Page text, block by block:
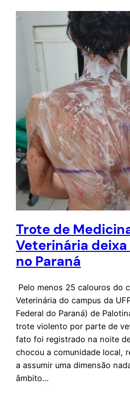
Trote de
Veterinária
no Paraná
Pelo menos 25 calouros do
Veterinária do campus da
Federal do Paraná) de
trote violento por parte de
fato foi registrado na noite
chocou a comunidade local,
a assumir uma dimensão
âmbito…